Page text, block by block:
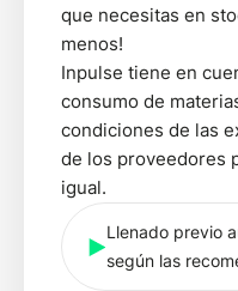
que necesitas en
menos!
Inpulse tiene en
consumo de
condiciones de las
de los proveedores
igual.
Llenado previo
según las